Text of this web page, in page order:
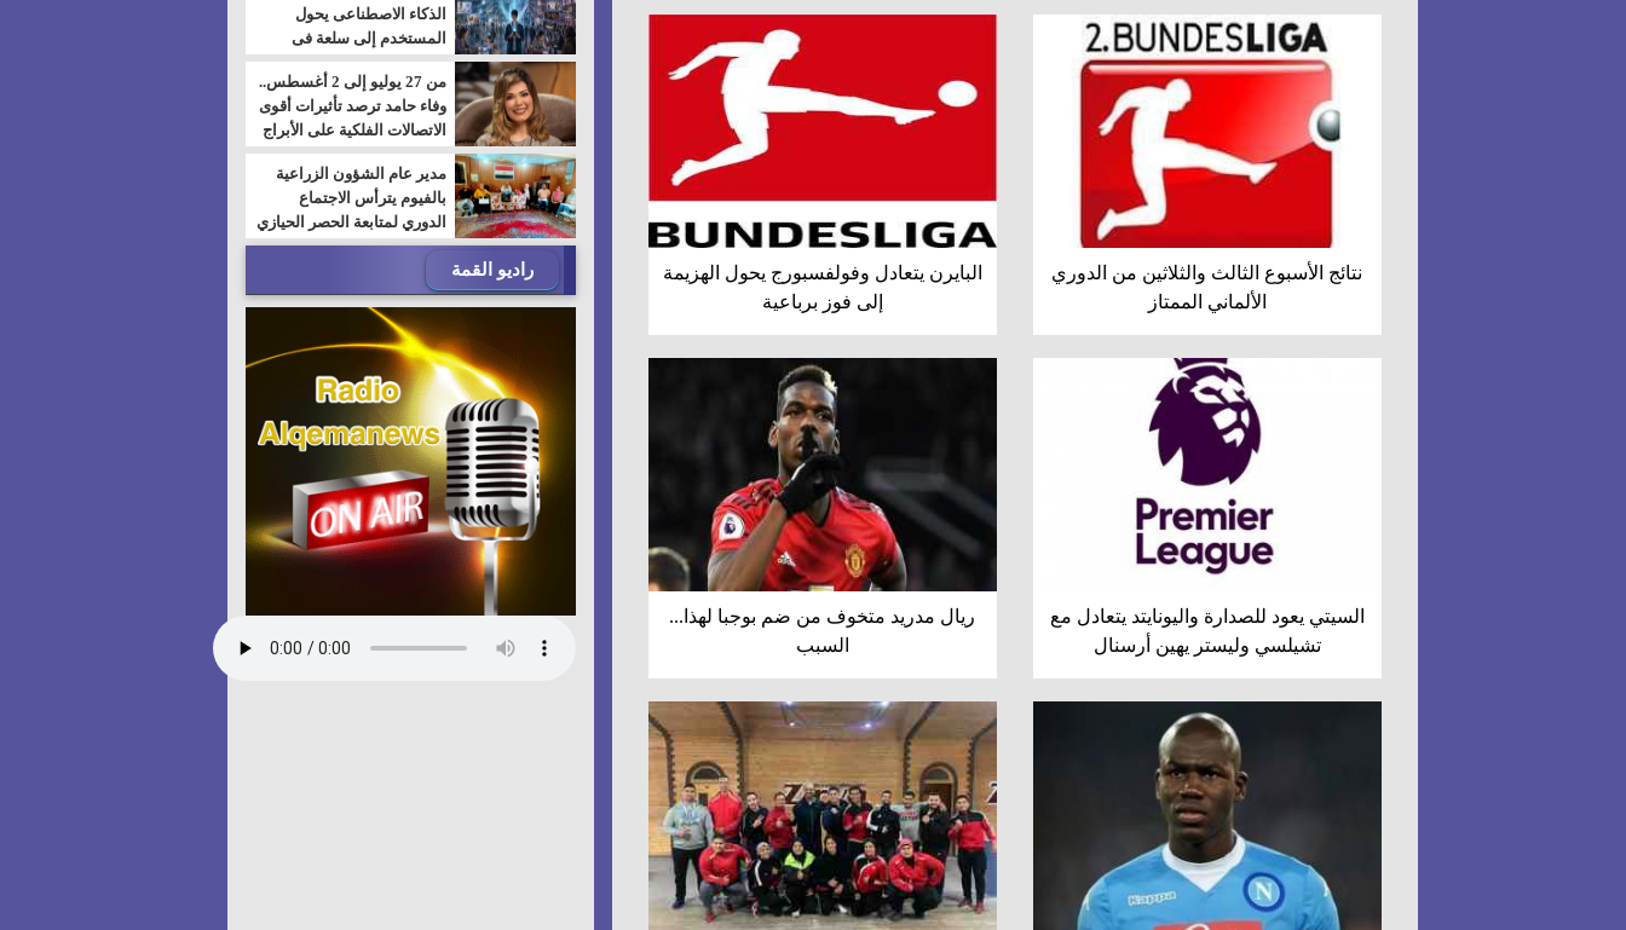
نتائج الأسبوع الثالث والثلاثين من الدوري
الألماني الممتاز
البايرن يتعادل وفولفسبورج يحول الهزيمة
إلى فوز برباعية
السيتي يعود للصدارة واليونايتد يتعادل مع
تشيلسي وليستر يهين أرسنال
ريال مدريد متخوف من ضم بوجبا لهذا...
السبب
الذكاء الاصطناعى يحول
المستخدم إلى سلعة فى
اقتصاد الانتباه
من 27 يوليو إلى 2 أغسطس..
وفاء حامد ترصد تأثيرات أقوى
الاتصالات الفلكية على الأبراج
مدير عام الشؤون الزراعية
بالفيوم يترأس الاجتماع
الدوري لمتابعة الحصر الحيازي
الجديدة
راديو القمة